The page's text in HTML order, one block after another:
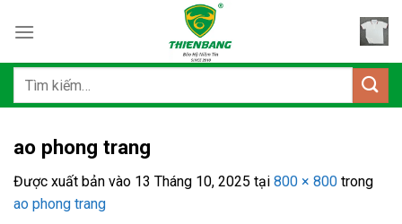
qua
dungTìm
ao phong trang
Được xuất bản vào 13 Tháng 10, 2025 tại 800 × 800 trong
ao phong trang